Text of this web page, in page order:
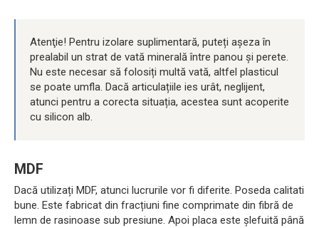
Atenţie! Pentru izolare suplimentară, puteți așeza în
prealabil un strat de vată minerală între panou și perete.
Nu este necesar să folosiți multă vată, altfel plasticul
se poate umfla. Dacă articulațiile ies urât, neglijent,
atunci pentru a corecta situația, acestea sunt acoperite
cu silicon alb.
MDF
Dacă utilizați MDF, atunci lucrurile vor fi diferite. Poseda calitati
bune. Este fabricat din fracțiuni fine comprimate din fibră de
lemn de rasinoase sub presiune. Apoi placa este șlefuită până